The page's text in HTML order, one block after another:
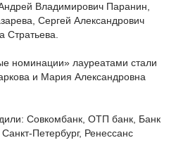
Владимирович Паранин,
Сергей Александрович
Стратьева.
номинации» лауреатами стали
и Мария Александровна
Совкомбанк, ОТП банк, Банк
Петербург, Ренессанс